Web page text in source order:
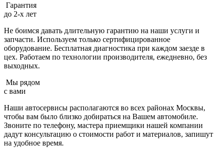
Гарантия
до 2-х лет
Не боимся давать длительную гарантию на наши услуги и
запчасти. Используем только сертифицированное
оборудование. Бесплатная диагностика при каждом заезде в
цех. Работаем по технологии производителя, ежедневно, без
выходных.
Мы рядом
с вами
Наши автосервисы располагаются во всех районах Москвы,
чтобы вам было близко добираться на Вашем автомобиле.
Звоните по телефону, мастера приемщики нашей компании
дадут консультацию о стоимости работ и материалов, запишут
на удобное время.